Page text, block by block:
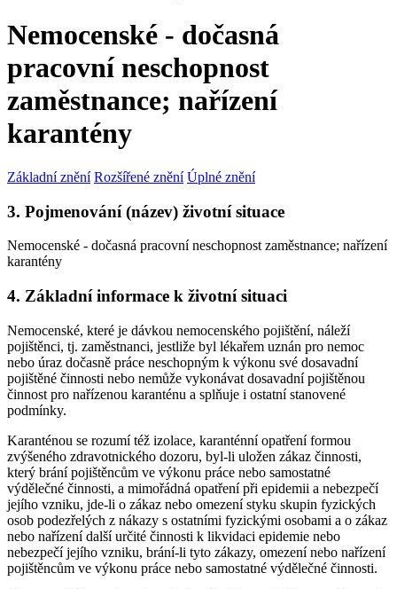
Nemocenské - dočasná
pracovní neschopnost
zaměstnance; nařízení
karantény
Základní znění Rozšířené znění Úplné znění
3. Pojmenování (název) životní situace
Nemocenské - dočasná pracovní neschopnost zaměstnance; nařízení
karantény
4. Základní informace k životní situaci
Nemocenské, které je dávkou nemocenského pojištění, náleží
pojištěnci, tj. zaměstnanci, jestliže byl lékařem uznán pro nemoc
nebo úraz dočasně práce neschopným k výkonu své dosavadní
pojištěné činnosti nebo nemůže vykonávat dosavadní pojištěnou
činnost pro nařízenou karanténu a splňuje i ostatní stanovené
podmínky.
Karanténou se rozumí též izolace, karanténní opatření formou
zvýšeného zdravotnického dozoru, byl-li uložen zákaz činnosti,
který brání pojištěncům ve výkonu práce nebo samostatné
výdělečné činnosti, a mimořádná opatření při epidemii a nebezpečí
jejího vzniku, jde-li o zákaz nebo omezení styku skupin fyzických
osob podezřelých z nákazy s ostatními fyzickými osobami a o zákaz
nebo nařízení další určité činnosti k likvidaci epidemie nebo
nebezpečí jejího vzniku, brání-li tyto zákazy, omezení nebo nařízení
pojištěncům ve výkonu práce nebo samostatné výdělečné činnosti.